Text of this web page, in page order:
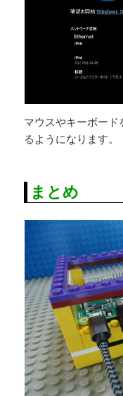
マウスやキーボード
るようになります。
まとめ